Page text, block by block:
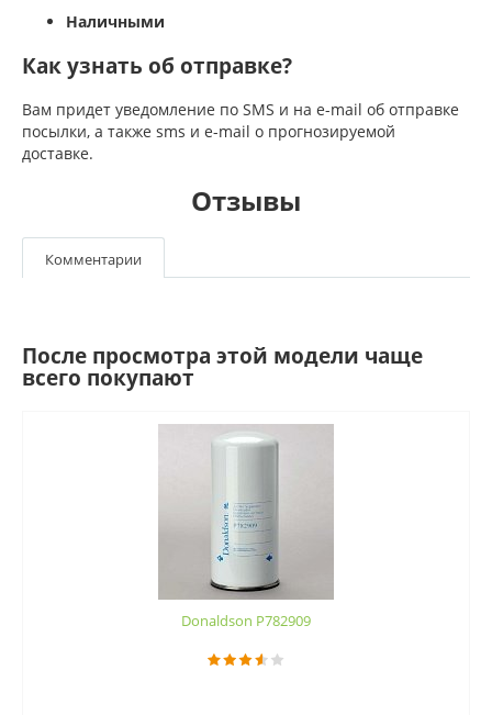
Наличными
Как узнать об отправке?
Вам придет уведомление по SMS и на e-mail об отправке
посылки, а также sms и e-mail о прогнозируемой
доставке.
Отзывы
Комментарии
После просмотра этой модели чаще
всего покупают
Donaldson P782909